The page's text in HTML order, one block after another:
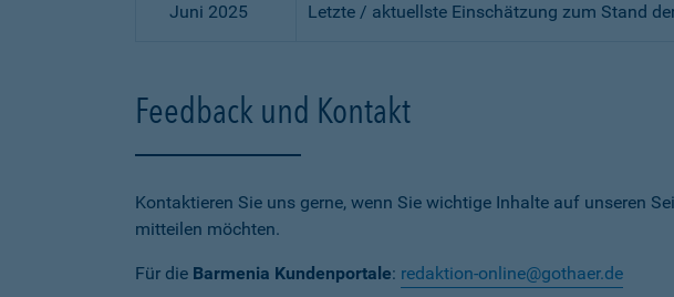
Juni 2025 Letzte / aktuellste Einschätzung zum Stand
Feedback und Kontakt
Kontaktieren Sie uns gerne, wenn Sie wichtige Inhalte auf unseren
mitteilen möchten.
Für die Barmenia Kundenportale: redaktion-online@gothaer.de